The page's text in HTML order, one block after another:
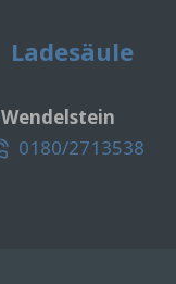
Ladesäule
0180/2713538